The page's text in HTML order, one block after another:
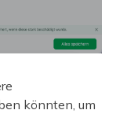
könnten, um